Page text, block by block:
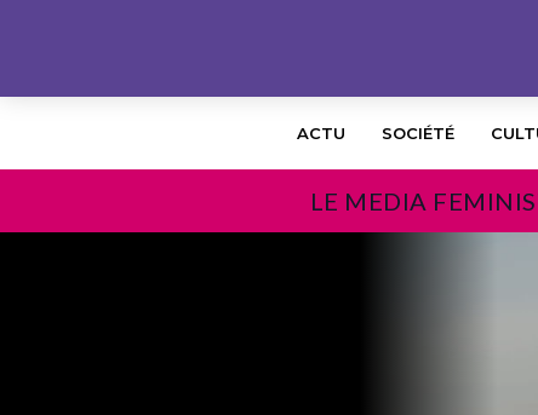
ACTU SOCIÉTÉ
LE MEDIA